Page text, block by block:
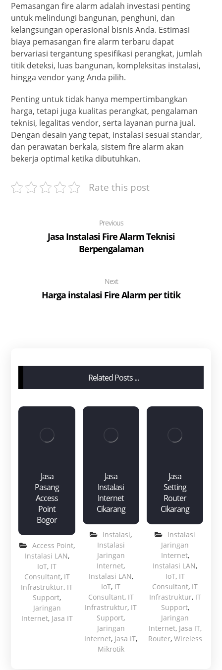
Pemasangan fire alarm adalah investasi penting
untuk melindungi bangunan, penghuni, dan
kelangsungan operasional bisnis Anda. Estimasi
biaya pemasangan fire alarm terbaru dapat
bervariasi tergantung spesifikasi perangkat, jumlah
titik deteksi, luas bangunan, kompleksitas instalasi,
hingga vendor yang Anda pilih.
Penting untuk tidak hanya mempertimbangkan
harga, tetapi juga kualitas perangkat, pengalaman
teknisi, legalitas vendor, serta layanan purna jual.
Dengan desain yang tepat, instalasi sesuai standar,
dan perawatan berkala, sistem fire alarm akan
bekerja optimal ketika dibutuhkan.
Rate this post
Previous
Jasa Instalasi Fire Alarm Teknisi
Berpengalaman
Next
Harga instalasi Fire Alarm per titik
Related Posts ...
Jasa
Pasang
Access
Point
Bogor
Access Point,
Instalasi LAN,
IoT, IT
Consultant, IT
Infrastruktur, IT
Support,
Jaringan
Internet, Jasa IT
Jasa
Instalasi
Internet
Cikarang
Instalasi,
Instalasi
Jaringan
Internet,
Instalasi LAN,
IoT, IT
Consultant, IT
Infrastruktur, IT
Support,
Jaringan
Internet, Jasa IT,
Mikrotik
Jasa
Setting
Router
Cikarang
Instalasi
Jaringan
Internet,
Instalasi LAN,
IoT, IT
Consultant, IT
Infrastruktur, IT
Support,
Jaringan
Internet, Jasa IT,
Router, Wireless